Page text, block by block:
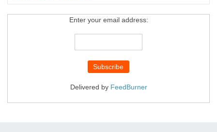
Enter your email address:
Delivered by FeedBurner